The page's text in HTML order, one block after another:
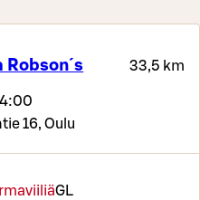
Robson´s 33,5 km
16, Oulu
GL